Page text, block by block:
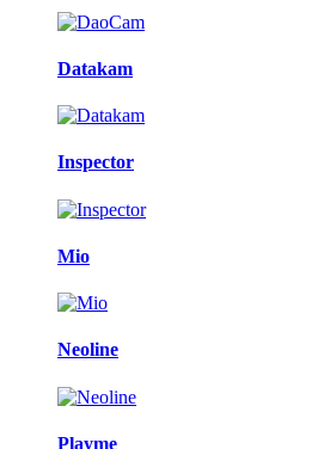
Datakam
Inspector
Mio
Neoline
Playme